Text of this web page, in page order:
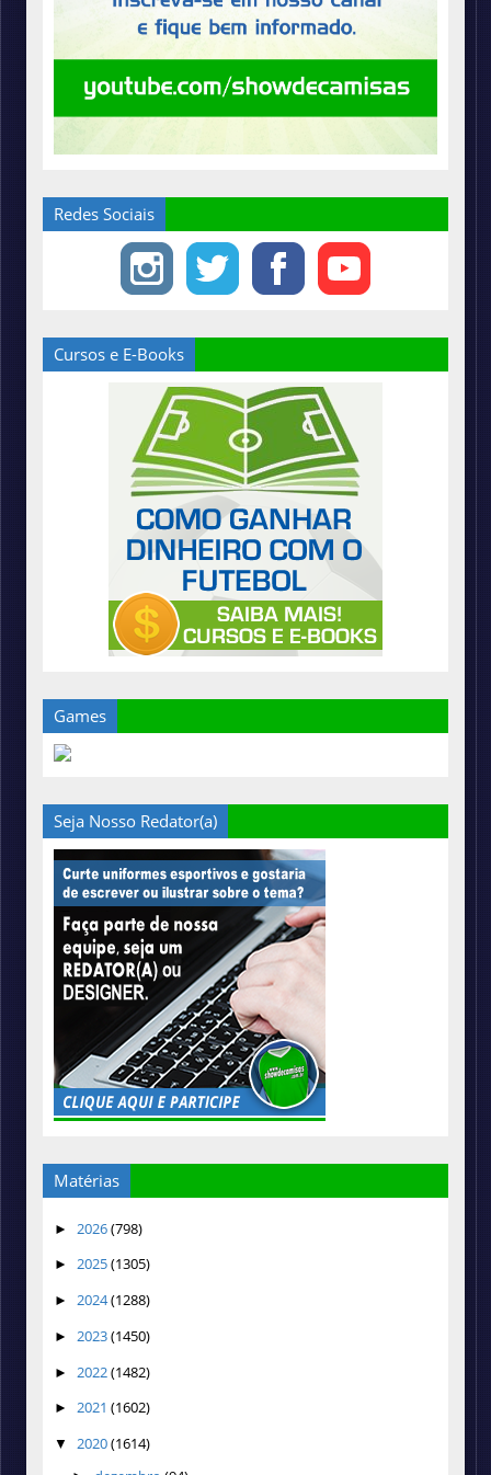
Redes Sociais
Cursos e E-Books
Games
Seja Nosso Redator(a)
Matérias
► 2026(798)
► 2025(1305)
► 2024(1288)
► 2023(1450)
► 2022(1482)
► 2021 (1602)
▼ 2020(1614)